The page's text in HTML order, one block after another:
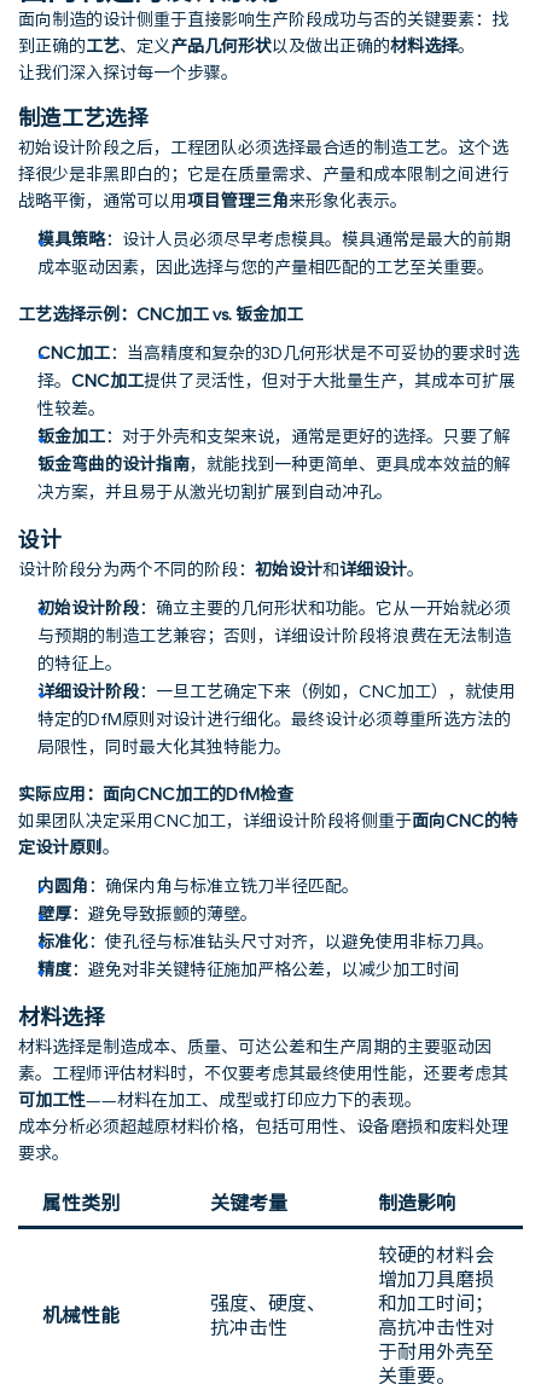
面向制造的设计侧重于直接影响生产阶段成功与否的关键要素：找
到正确的工艺、定义产品几何形状以及做出正确的材料选择。
让我们深入探讨每一个步骤。
制造工艺选择
初始设计阶段之后，工程团队必须选择最合适的制造工艺。这个选
择很少是非黑即白的；它是在质量需求、产量和成本限制之间进行
战略平衡，通常可以用项目管理三角来形象化表示。
模具策略：设计人员必须尽早考虑模具。模具通常是最大的前期
成本驱动因素，因此选择与您的产量相匹配的工艺至关重要。
工艺选择示例：CNC加工 vs. 钣金加工
CNC加工：当高精度和复杂的3D几何形状是不可妥协的要求时选
择。 CNC加工提供了灵活性，但对于大批量生产，其成本可扩展
性较差。
钣金加工：对于外壳和支架来说，通常是更好的选择。只要了解
钣金弯曲的设计指南，就能找到一种更简单、更具成本效益的解
决方案，并且易于从激光切割扩展到自动冲孔。
设计
设计阶段分为两个不同的阶段： 初始设计和详细设计。
初始设计阶段：确立主要的几何形状和功能。它从一开始就必须
与预期的制造工艺兼容；否则，详细设计阶段将浪费在无法制造
的特征上。
详细设计阶段：一旦工艺确定下来（例如，CNC加工），就使用
特定的DfM原则对设计进行细化。最终设计必须尊重所选方法的
局限性，同时最大化其独特能力。
实际应用：面向CNC加工的DfM检查
如果团队决定采用CNC加工，详细设计阶段将侧重于面向CNC的特
定设计原则。
内圆角 ：确保内角与标准立铣刀半径匹配。
壁厚：避免导致振颤的薄壁。
标准化：使孔径与标准钻头尺寸对齐，以避免使用非标刀具。
精度：避免对非关键特征施加严格公差，以减少加工时间
材料选择
材料选择是制造成本、质量、可达公差和生产周期的主要驱动因
素。工程师评估材料时，不仅要考虑其最终使用性能，还要考虑其
可加工性——材料在加工、成型或打印应力下的表现。
成本分析必须超越原材料价格，包括可用性、设备磨损和废料处理
要求。
属性类别 关键考量 制造影响
机械性能
强度、硬度、
抗冲击性
较硬的材料会
增加刀具磨损
和加工时间；
高抗冲击性对
于耐用外壳至
关重要。